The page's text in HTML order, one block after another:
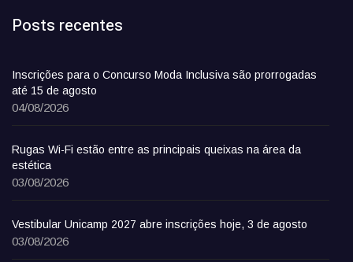
Posts recentes
Inscrições para o Concurso Moda Inclusiva são prorrogadas
até 15 de agosto
04/08/2026
Rugas Wi-Fi estão entre as principais queixas na área da
estética
03/08/2026
Vestibular Unicamp 2027 abre inscrições hoje, 3 de agosto
03/08/2026